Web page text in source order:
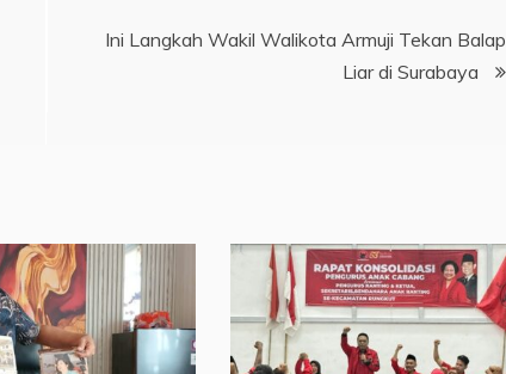
Ini Langkah Wakil Walikota Armuji Tekan Balap
Liar di Surabaya